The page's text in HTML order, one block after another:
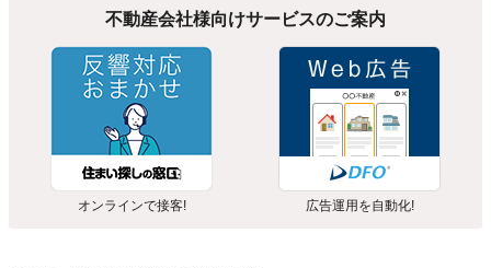
不動産会社様向けサービスのご案内
オンラインで接客! 広告運用を自動化!